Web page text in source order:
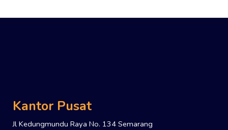
Kantor Pusat
Jl Kedungmundu Raya No. 134 Semarang